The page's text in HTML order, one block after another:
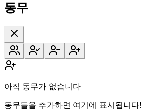
동무
아직 동무가 없습니다
동무들을 추가하면 여기에 표시됩니다!